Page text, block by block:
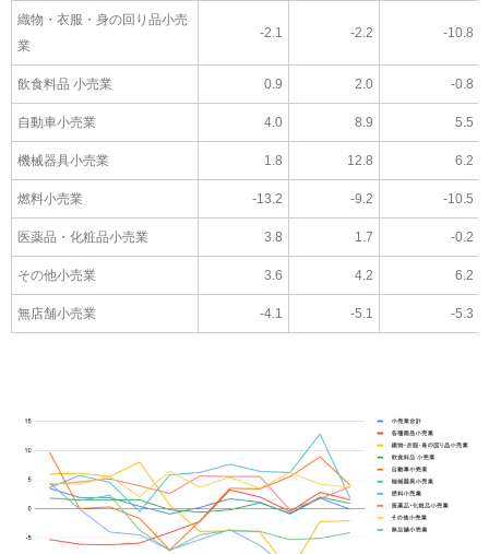
織物・衣服・身の回り品小売
業
-2.1 -2.2 -10.8
飲食料品 小売業 0.9 2.0 -0.8
自動車小売業 4.0 8.9 5.5
機械器具小売業 1.8 12.8 6.2
燃料小売業 -13.2 -9.2 -10.5
医薬品・化粧品小売業 3.8 1.7 -0.2
その他小売業 3.6 4.2 6.2
無店舗小売業 -4.1 -5.1 -5.3